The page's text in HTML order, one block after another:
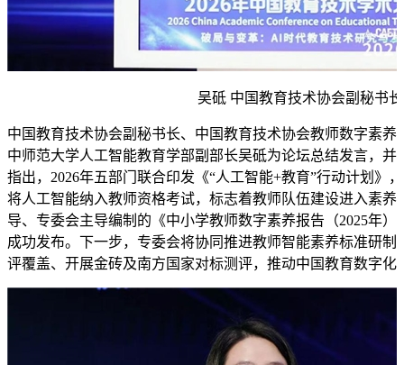
吴砥 中国教育技术协会副秘书长
中国教育技术协会副秘书长、中国教育技术协会教师数字素养
中师范大学人工智能教育学部副部长吴砥为论坛总结发言，并
指出，2026年五部门联合印发《“人工智能+教育”行动计划》
将人工智能纳入教师资格考试，标志着教师队伍建设进入素养
导、专委会主导编制的《中小学教师数字素养报告（2025年）
成功发布。下一步，专委会将协同推进教师智能素养标准研制
评覆盖、开展金砖及南方国家对标测评，推动中国教育数字化